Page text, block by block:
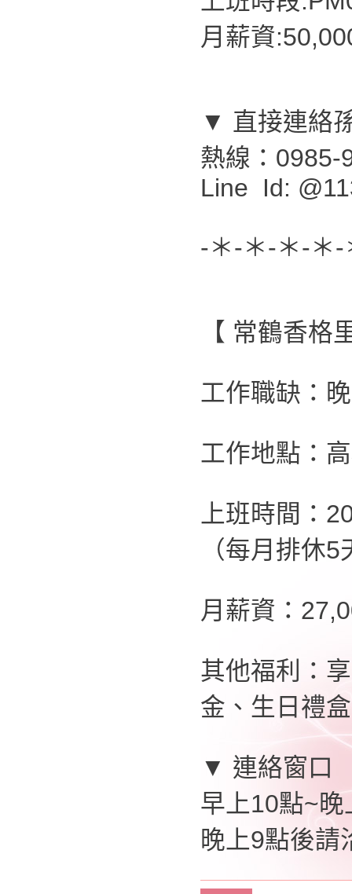
月薪資
▼ 直接連絡
熱線：0985-
Line Id:
-＊-＊-＊-＊
【 常鶴香格
工作職缺：
工作地點：
上班時間：
（每月排休5
月薪資：
其他福利：
金、生日禮盒
▼ 連絡窗口
早上10點~
晚上9點後請